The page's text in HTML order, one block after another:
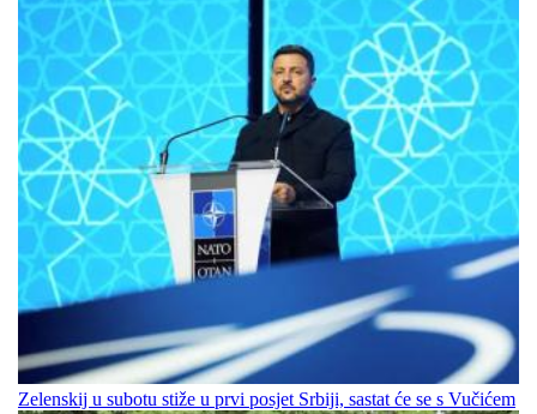
Zelenskij u subotu stiže u prvi posjet Srbiji, sastat će se s Vučićem